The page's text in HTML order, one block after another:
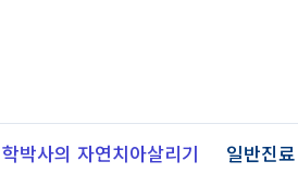
박사의 자연치아살리기 일반진료